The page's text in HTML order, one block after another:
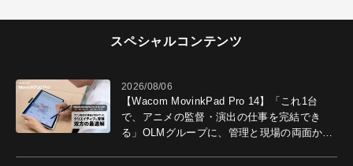
スペシャルコンテンツ
2026/08/06
【Wacom MovinkPad Pro 14】「これ1台
で、アニメの監督・演出の仕事を完結でき
る」OLMグループに、管理と現場の両面から